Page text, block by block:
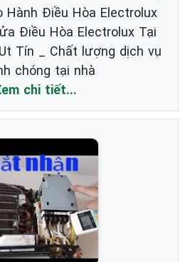
Hành Điều Hòa Electrolux
Điều Hòa Electrolux Tại
Tín _ Chất lượng dịch vụ
chóng tại nhà
chi tiết...